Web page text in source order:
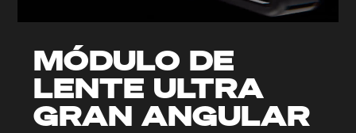
MÓDULO DE
LENTE ULTRA
GRAN ANGULAR